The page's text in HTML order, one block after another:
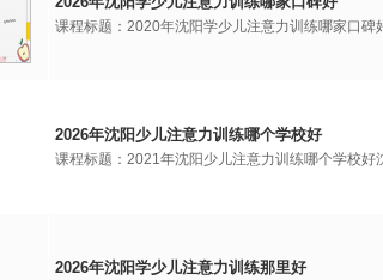
课程标题：2020年沈阳学少儿注意力训练哪家口
2026年沈阳少儿注意力训练哪个学校好
课程标题：2021年沈阳少儿注意力训练哪个学校
2026年沈阳学少儿注意力训练那里好